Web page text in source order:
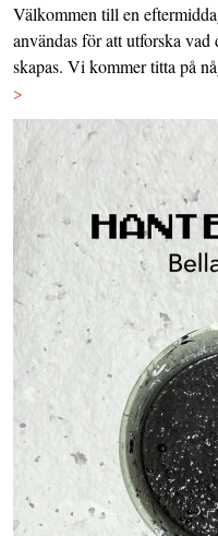
Välkommen till en
användas för att utforska
skapas. Vi kommer titta på
>